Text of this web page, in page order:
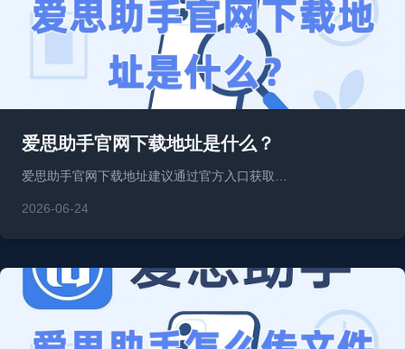
爱思助手官网下载地址是什么？
爱思助手官网下载地址建议通过官方入口获取…
2026-06-24